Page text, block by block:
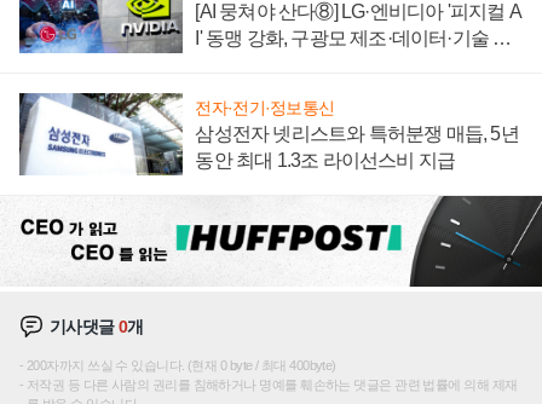
[AI 뭉쳐야 산다⑧] LG·엔비디아 '피지컬 A
I' 동맹 강화, 구광모 제조·데이터·기술 결
전자·전기·정보통신
삼성전자 넷리스트와 특허분쟁 매듭, 5년
동안 최대 1.3조 라이선스비 지급
기사댓글0개
200자까지 쓰실 수 있습니다. (현재 0 byte / 최대 400byte)
저작권 등 다른 사람의 권리를 침해하거나 명예를 훼손하는 댓글은 관련 법률에 의해 제재